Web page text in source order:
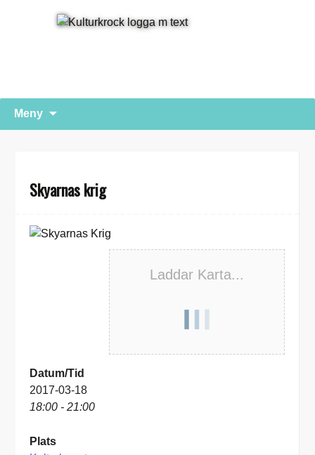
Meny
Skyarnas krig
Laddar Karta...
Datum/Tid
2017-03-18
18:00 - 21:00
Plats